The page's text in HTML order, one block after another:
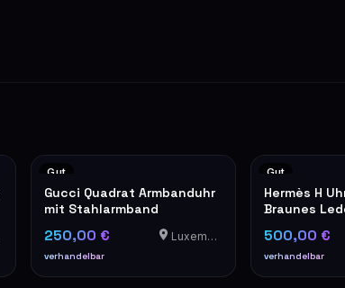
Gut
Gucci Quadrat Armbanduhr
mit Stahlarmband
250,00 €
verhandelbar
Luxemburg
Gut
Hermès H
Braunes
500,00 €
verhandelbar